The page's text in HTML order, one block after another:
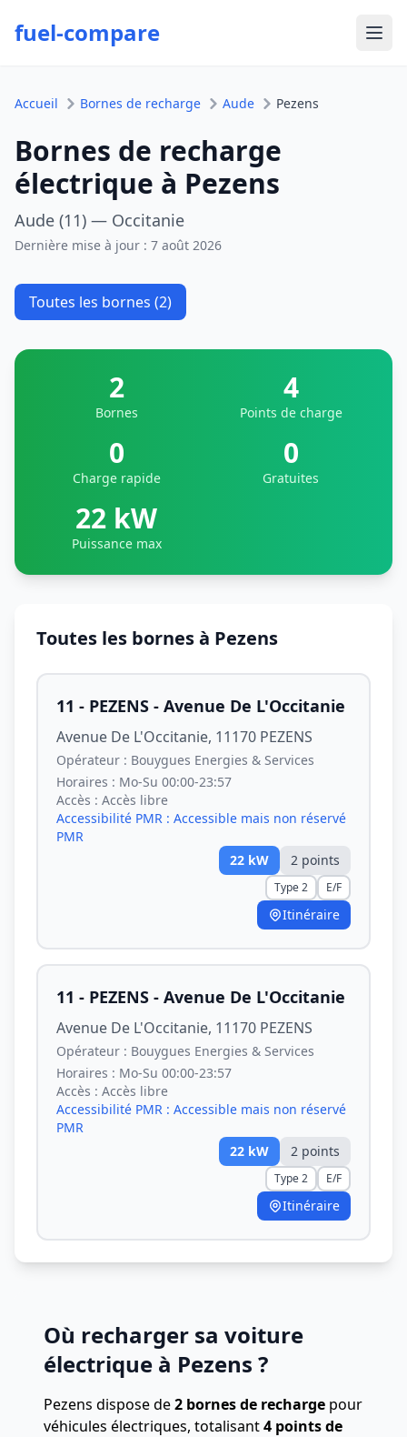
fuel-compare
Accueil Bornes de recharge Aude Pezens
Bornes de recharge
électrique à Pezens
Aude (11) — Occitanie
Dernière mise à jour : 7 août 2026
Toutes les bornes (2)
2
Bornes
4
Points de charge
0
Charge rapide
0
Gratuites
22 kW
Puissance max
Toutes les bornes à Pezens
11 - PEZENS - Avenue De L'Occitanie
Avenue De L'Occitanie, 11170 PEZENS
Opérateur : Bouygues Energies & Services
Horaires : Mo-Su 00:00-23:57
Accès : Accès libre
Accessibilité PMR : Accessible mais non réservé
PMR
22 kW 2 points
Type 2 E/F
Itinéraire
11 - PEZENS - Avenue De L'Occitanie
Avenue De L'Occitanie, 11170 PEZENS
Opérateur : Bouygues Energies & Services
Horaires : Mo-Su 00:00-23:57
Accès : Accès libre
Accessibilité PMR : Accessible mais non réservé
PMR
22 kW 2 points
Type 2 E/F
Itinéraire
Où recharger sa voiture
électrique à Pezens ?
Pezens dispose de2 bornes de recharge pour
véhicules électriques, totalisant4 points de